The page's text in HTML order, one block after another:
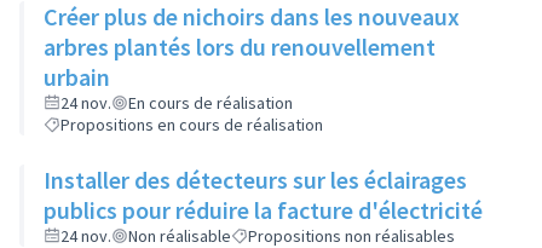
Créer plus de nichoirs dans les nouveaux
arbres plantés lors du renouvellement
urbain
24 nov.
En cours de réalisation
Propositions en cours de réalisation
Installer des détecteurs sur les éclairages
publics pour réduire la facture d'électricité
24 nov. Non réalisable Propositions non réalisables